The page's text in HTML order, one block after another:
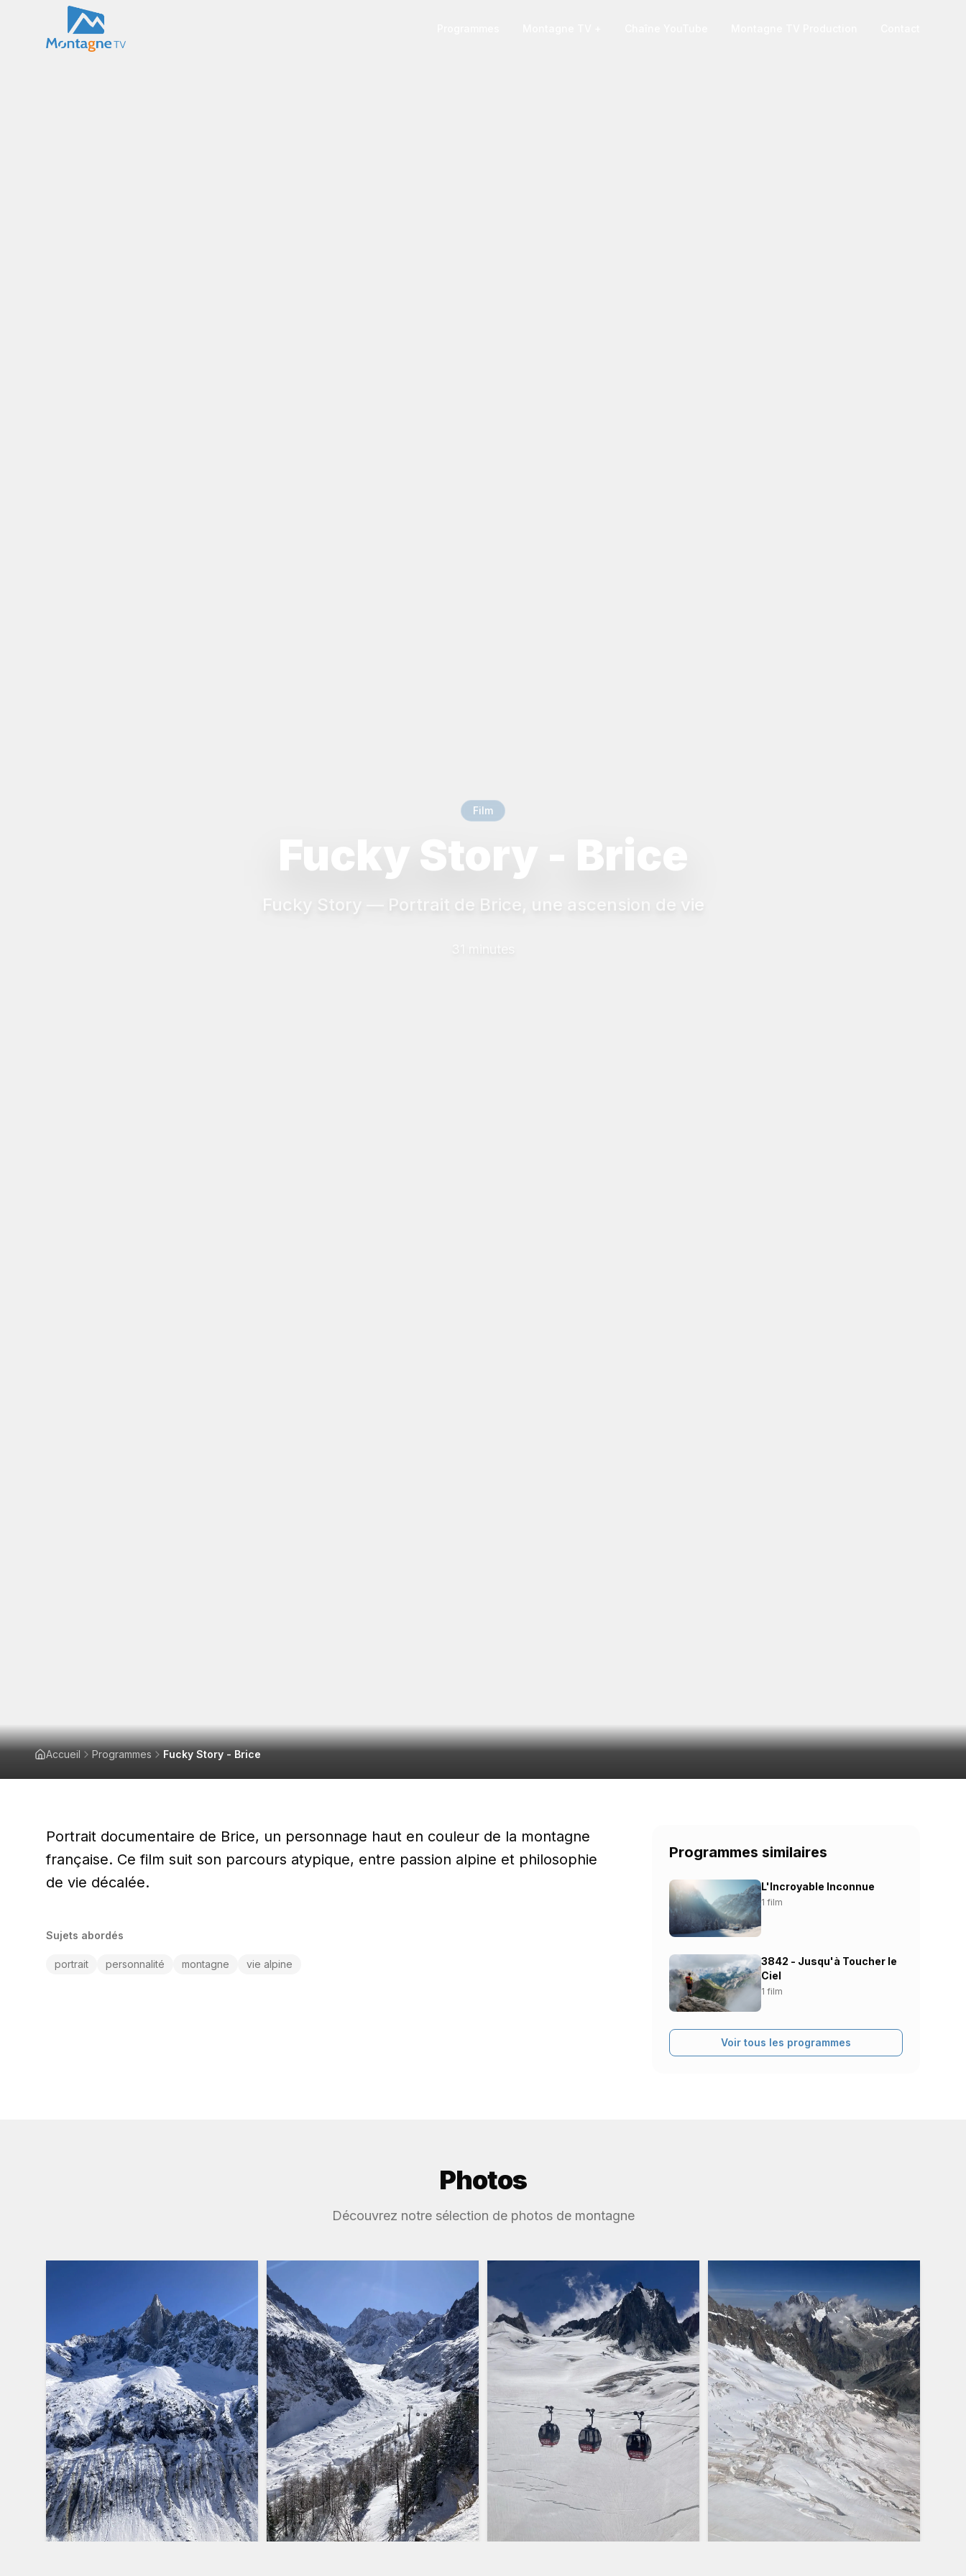
Film
Fucky Story - Brice
Fucky Story — Portrait de Brice, une ascension de vie
Accueil Programmes Fucky Story - Brice
Portrait documentaire de Brice, un personnage haut en couleur de la montagne
française. Ce film suit son parcours atypique, entre passion alpine et philosophie
de vie décalée.
Sujets abordés
portrait personnalité montagne vie alpine
Programmes similaires
L'Incroyable Inconnue
1 film
3842 - Jusqu'à Toucher le
Ciel
1 film
Voir tous les programmes
Photos
Découvrez notre sélection de photos de montagne